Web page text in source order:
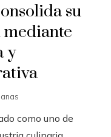
su
y
como uno de